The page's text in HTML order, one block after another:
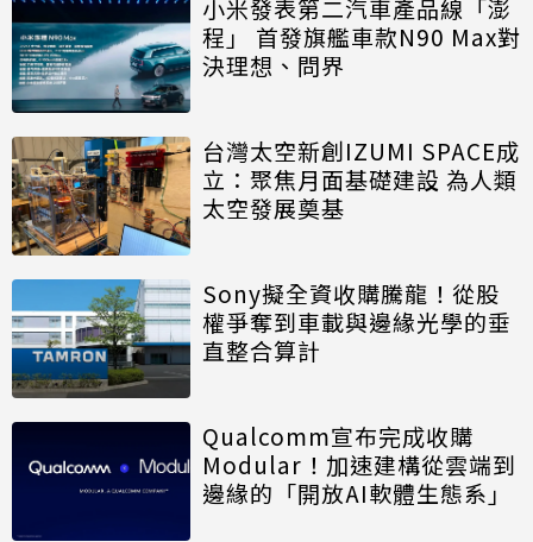
小米發表第二汽車產品線「澎
程」 首發旗艦車款N90 Max對
決理想、問界
台灣太空新創IZUMI SPACE成
立：聚焦月面基礎建設 為人類
太空發展奠基
Sony擬全資收購騰龍！從股
權爭奪到車載與邊緣光學的垂
直整合算計
Qualcomm宣布完成收購
Modular！加速建構從雲端到
邊緣的「開放AI軟體生態系」